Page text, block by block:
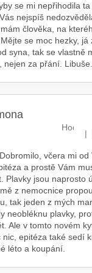
se mi nepřihodila
nejspíš
člověka, na
se moc hezky, já
syna, tak se vlastně
nejen za přání. Libuše.
|
včera mi od
a prostě Vám
Plavky jsou naprosto
z nemocnice
tak jeden z mých
neobléknu plavky,
Ale v tomto novém
nic, epitéza také sedí
léto a koupání.